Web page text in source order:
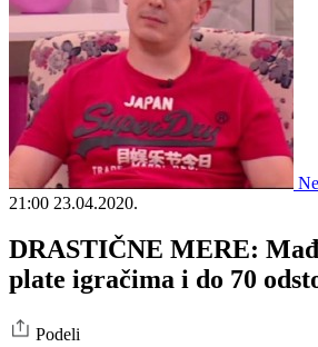
21:00 23.04.2020.
DRASTIČNE MERE:
plate igračima i do 70
Podeli